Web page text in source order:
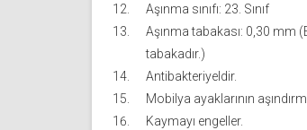
Aşınma sınıfı: 23. Sınıf
Aşınma tabakası: 0,30 mm
tabakadır.)
Antibakteriyeldir.
Mobilya ayaklarının
Kaymayı engeller.